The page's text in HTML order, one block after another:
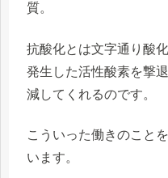
質。
抗酸化とは文字通り酸
発生した活性酸素を撃退
減してくれるのです。
こういった働きのこと
います。